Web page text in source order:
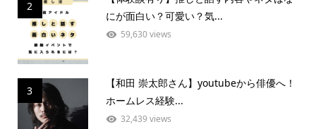
2
にが面白い？可愛い？気...
59,630 views
3
【和田 崇太郎さん】youtubeから俳優へ！
ホームレス経験...
32,439 views